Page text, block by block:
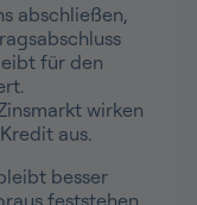
abschließen,
für den
wirken
aus.
besser
feststehen.